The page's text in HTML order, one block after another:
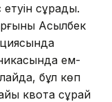
етуін сұрады.
Асылбек
ем-
бұл көп
квота сұрай